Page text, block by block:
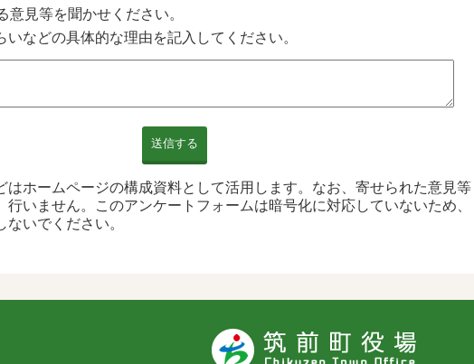
意見等を聞かせください。
いなどの具体的な理由を記入してください。
送信する
はホームページの構成資料として活用します。なお、寄せられた意見等
行いません。このアンケートフォームは暗号化に対応していないため、
いでください。